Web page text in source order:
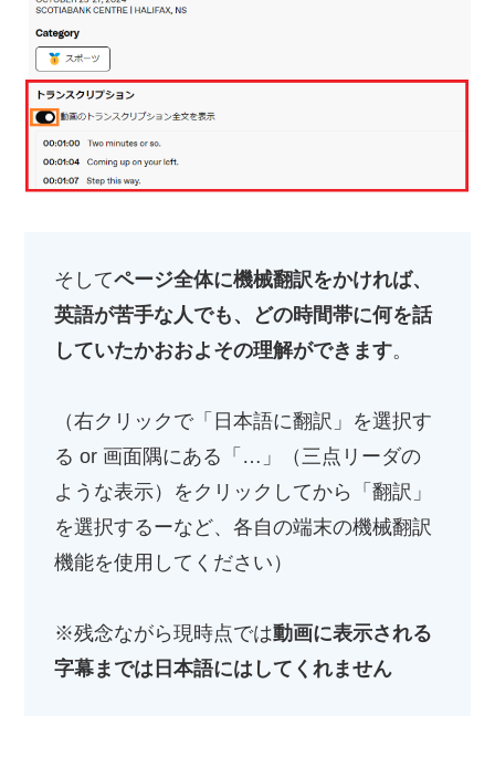
そしてページ全体に機械翻訳をかければ、
英語が苦手な人でも、どの時間帯に何を話
していたかおおよその理解ができます。
（右クリックで「日本語に翻訳」を選択す
る or 画面隅にある「…」（三点リーダの
ような表示）をクリックしてから「翻訳」
を選択するーなど、各自の端末の機械翻訳
機能を使用してください）
※残念ながら現時点では動画に表示される
字幕までは日本語にはしてくれません